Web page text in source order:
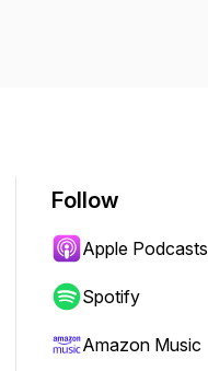
Follow
Apple Podcasts
Spotify
Amazon Music